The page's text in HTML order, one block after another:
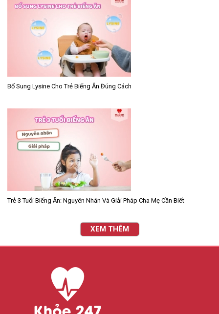
Bổ Sung Lysine Cho Trẻ Biếng Ăn Đúng Cách
Trẻ 3 Tuổi Biếng Ăn: Nguyên Nhân Và Giải Pháp Cha Mẹ Cần Biết
XEM THÊM